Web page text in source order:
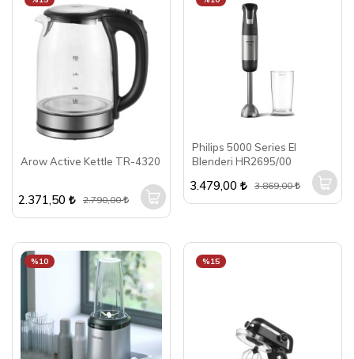
Arow Active Kettle TR-4320
2.371,50 2.790,00
Philips 5000 Series El
Blenderi HR2695/00
3.479,00 3.869,00
%10 %15